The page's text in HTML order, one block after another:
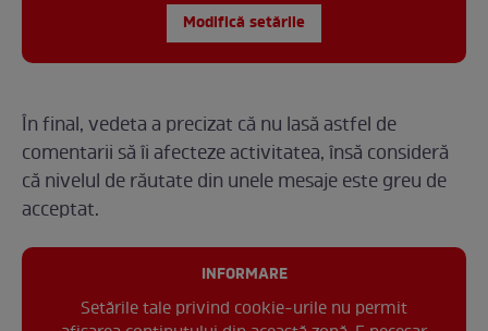
Modifică setările
În final, vedeta a precizat că nu lasă astfel de
comentarii să îi afecteze activitatea, însă consideră
că nivelul de răutate din unele mesaje este greu de
acceptat.
INFORMARE
Setările tale privind cookie-urile nu permit